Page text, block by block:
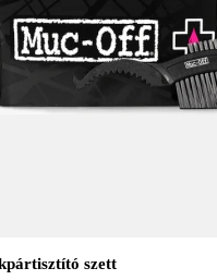
szett